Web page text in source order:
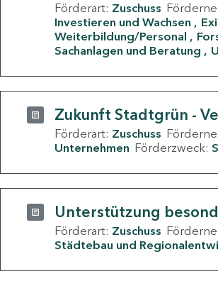
Förderart: Zuschuss
Investieren und Wachsen
Weiterbildung/Personal
Sachanlagen und Beratung
Zukunft Stadtgrün -
Förderart: Zuschuss
Unternehmen Förderzweck:
Unterstützung
Förderart: Zuschuss
Städtebau und